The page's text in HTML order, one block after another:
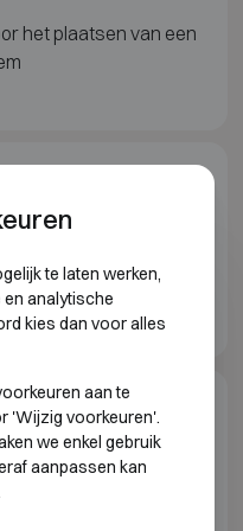
het plaatsen van een
brochure EN
WERTHEIM
te laten werken,
analytische
kies dan voor alles
aan te
'Wijzig voorkeuren'.
we enkel gebruik
aanpassen kan